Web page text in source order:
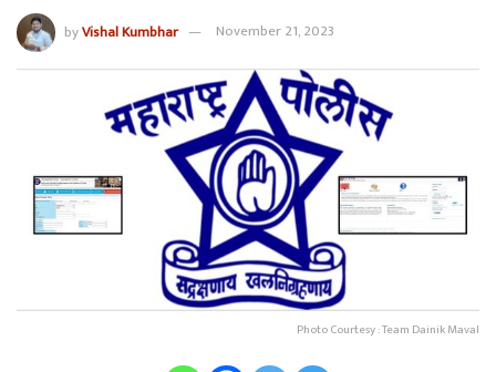
byVishal Kumbhar November 21, 2023
Photo Courtesy : Team Dainik Maval